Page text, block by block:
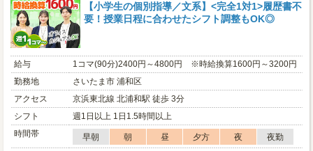
【小学生の個別指導／文系】<完全1対1>履歴書不
要！授業日程に合わせたシフト調整もOK◎
給与
1コマ(90分)2400円～4800円 ※時給換算1600円～3200円
勤務地
さいたま市 浦和区
アクセス
京浜東北線 北浦和駅 徒歩 3分
シフト
週1日以上 1日1.5時間以上
時間帯
早朝 朝 昼 夕方 夜
夜勤